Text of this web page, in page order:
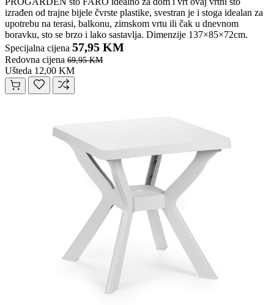
izrađen od trajne bijele čvrste plastike, svestran je i stoga idealan za
upotrebu na terasi, balkonu, zimskom vrtu ili čak u dnevnom
boravku, sto se brzo i lako sastavlja. Dimenzije 137×85×72cm.
Specijalna cijena 57,95 KM
Redovna cijena 69,95 KM
Ušteda 12,00 KM